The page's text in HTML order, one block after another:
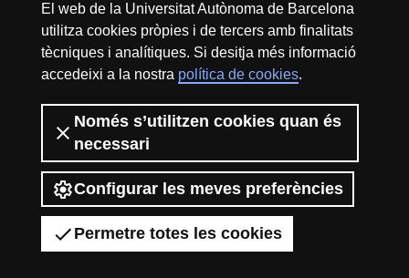
El web de la Universitat Autònoma de Barcelona
utilitza cookies pròpies i de tercers amb finalitats
tècniques i analítiques. Si desitja més informació
accedeixi a la nostra política de cookies.
Només s’utilitzen cookies quan és
necessari
Configurar les meves preferències
Permetre totes les cookies
HR
in
Sobre el web Accessibilitat web Avís Legal
Política de
privacitat
construcció d’una universitat més solidària i més compromesa amb la
realitat social, mitjançant la promoció de la participació voluntària de la
comunitat universitària com a instrument per a la integració de col·lectius
en risc d’exclusió.